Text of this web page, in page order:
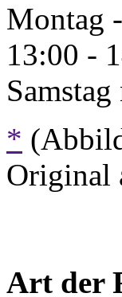
Montag
13:00 -
*
Original
Art der